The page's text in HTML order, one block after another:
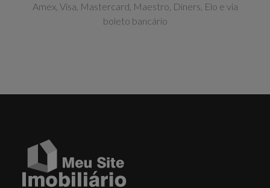
Amex, Visa, Mastercard, Maestro, Diners, Elo e via
boleto bancário